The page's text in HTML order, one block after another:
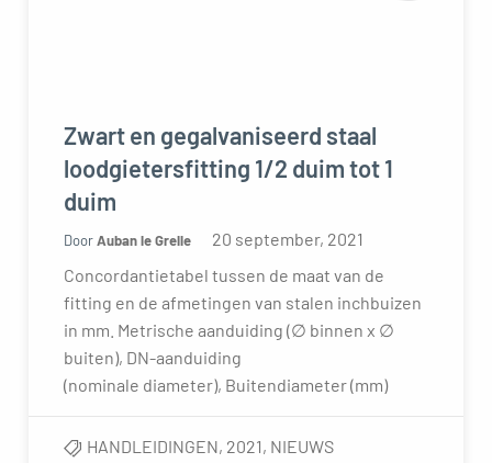
Zwart en gegalvaniseerd staal
loodgietersfitting 1/2 duim tot 1
duim
DoorAuban le Grelle
20 september, 2021
Concordantietabel tussen de maat van de
fitting en de afmetingen van stalen inchbuizen
in mm. Metrische aanduiding (∅ binnen x ∅
buiten), DN-aanduiding
(nominale diameter), Buitendiameter (mm)
HANDLEIDINGEN, 2021, NIEUWS